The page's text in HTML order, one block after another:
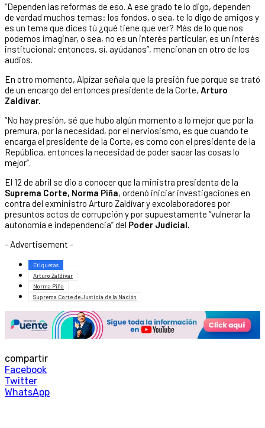
“Dependen las reformas de eso. A ese grado te lo digo, dependen
de verdad muchos temas: los fondos, o sea, te lo digo de amigos y
es un tema que dices tú ¿qué tiene que ver? Más de lo que nos
podemos imaginar, o sea, no es un interés particular, es un interés
institucional; entonces, sí, ayúdanos”, mencionan en otro de los
audios.
En otro momento, Alpízar señala que la presión fue porque se trató
de un encargo del entonces presidente de la Corte, Arturo
Zaldívar.
“No hay presión, sé que hubo algún momento a lo mejor que por la
premura, por la necesidad, por el nerviosismo, es que cuando te
encarga el presidente de la Corte, es como con el presidente de la
República, entonces la necesidad de poder sacar las cosas lo
mejor”.
El 12 de abril se dio a conocer que la ministra presidenta de la
Suprema Corte, Norma Piña, ordenó iniciar investigaciones en
contra del exministro Arturo Zaldívar y excolaboradores por
presuntos actos de corrupción y por supuestamente “vulnerar la
autonomía e independencia” del Poder Judicial.
- Advertisement -
Etiquetas
Arturo Zaldívar
Norma Piña
Suprema Corte de Justicia de la Nación
compartir
Facebook
Twitter
WhatsApp